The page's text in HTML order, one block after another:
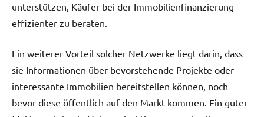
unterstützen, Käufer bei der Immobilienfinanzierung
effizienter zu beraten.
Ein weiterer Vorteil solcher Netzwerke liegt darin, dass
sie Informationen über bevorstehende Projekte oder
interessante Immobilien bereitstellen können, noch
bevor diese öffentlich auf den Markt kommen. Ein guter